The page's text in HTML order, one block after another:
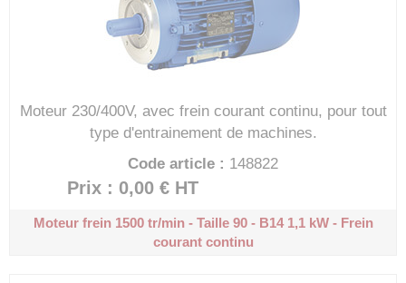
Moteur 230/400V, avec frein courant continu, pour tout
type d'entrainement de machines.
Code article : 148822
Prix : 0,00 € HT
Moteur frein 1500 tr/min - Taille 90 - B141,1 kW - Frein
courant continu